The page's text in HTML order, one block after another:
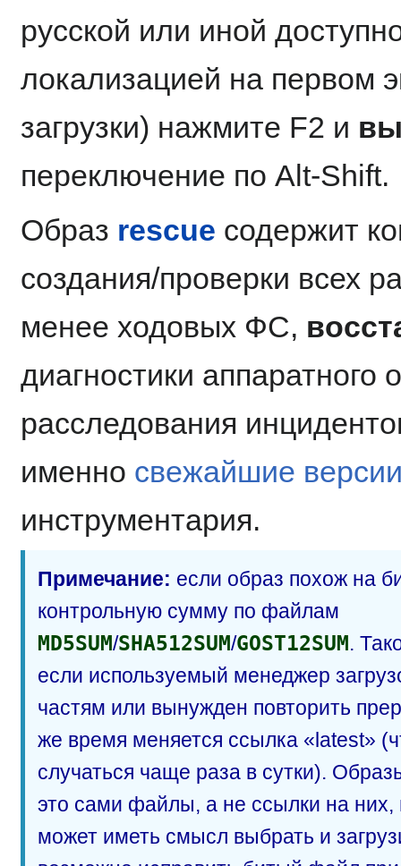
русской или иной
локализацией на первом
загрузки) нажмите F2 и
переключение по Alt-Shift.
Образ rescue содержит
создания/проверки всех
менее ходовых ФС,
диагностики аппаратного
расследования
именно свежайшие
инструментария.
Примечание: если образ похож на
контрольную сумму по файлам
MD5SUM/SHA512SUM/GOST12SUM.
если используемый менеджер
частям или вынужден повторить
же время меняется ссылка «latest»
случаться чаще раза в сутки).
это сами файлы, а не ссылки на них,
может иметь смысл выбрать и